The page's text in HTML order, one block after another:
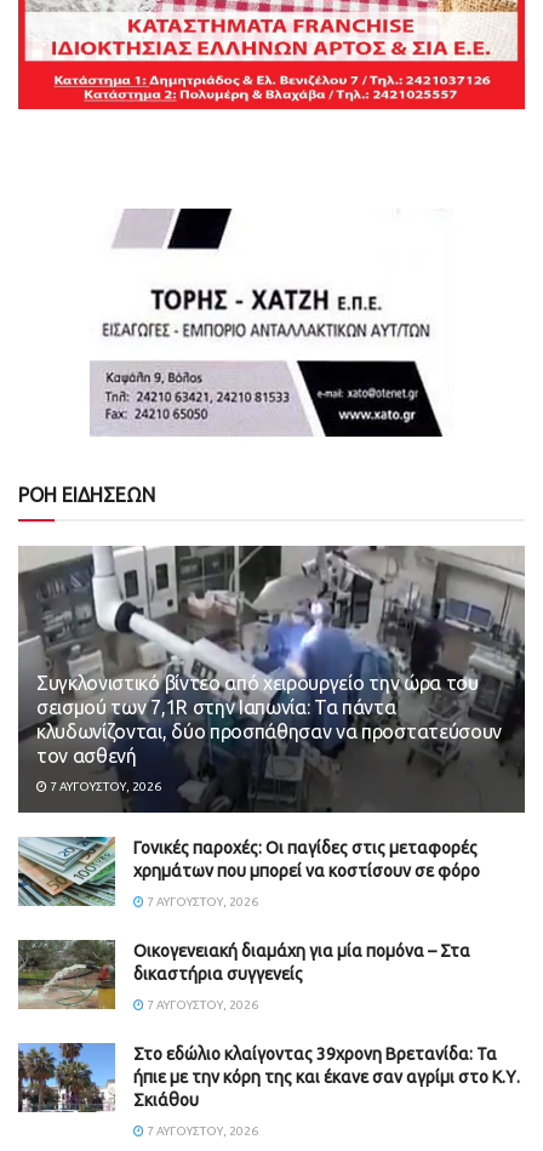
ΡΟΗ ΕΙΔΗΣΕΩΝ
Συγκλονιστικό βίντεο από χειρουργείο την ώρα του
σεισμού των 7,1R στην Ιαπωνία: Τα πάντα
κλυδωνίζονται, δύο προσπάθησαν να προστατεύσουν
τον ασθενή
7 ΑΥΓΟΎΣΤΟΥ, 2026
Γονικές παροχές: Οι παγίδες στις μεταφορές
χρημάτων που μπορεί να κοστίσουν σε φόρο
7 ΑΥΓΟΎΣΤΟΥ, 2026
Οικογενειακή διαμάχη για μία πομόνα – Στα
δικαστήρια συγγενείς
7 ΑΥΓΟΎΣΤΟΥ, 2026
Στο εδώλιο κλαίγοντας 39χρονη Βρετανίδα: Τα
ήπιε με την κόρη της και έκανε σαν αγρίμι στο Κ.Υ.
Σκιάθου
7 ΑΥΓΟΎΣΤΟΥ, 2026